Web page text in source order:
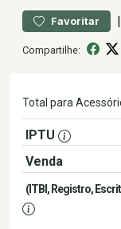
Favoritar |
Compartilhe:
Total para
IPTU
Venda
(ITBI, Registro,